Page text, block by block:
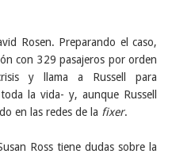
Rosen. Preparando el caso,
con 329 pasajeros por orden
y llama a Russell para
la vida- y, aunque Russell
en las redes de la fixer.
Ross tiene dudas sobre la